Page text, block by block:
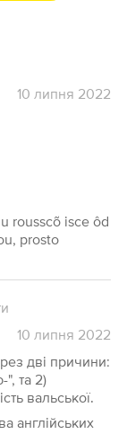
10 липня 2022
rousscõ isce ôd
prosto
10 липня 2022
дві причини:
", та 2)
вальської.
англійських